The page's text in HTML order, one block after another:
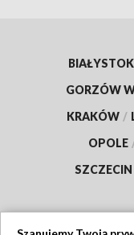
BIAŁYSTOK
GORZÓW
KRAKÓW /
OPOLE
SZCZECIN